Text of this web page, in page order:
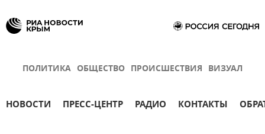
ПОЛИТИКА ОБЩЕСТВО ПРОИСШЕСТВИЯ ВИЗУАЛ
НОВОСТИ ПРЕСС-ЦЕНТР РАДИО КОНТАКТЫ